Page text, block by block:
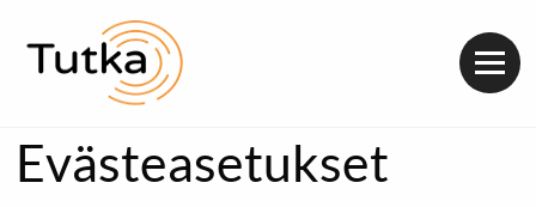
Evästeasetukset